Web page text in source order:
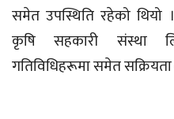
समेत उपस्थिति रहेको थियो
कृषि सहकारी संस्था
गतिविधिहरूमा समेत